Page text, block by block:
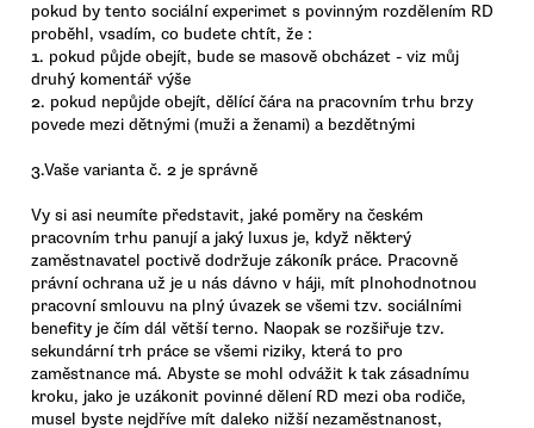
pokud by tento sociální experimet s povinným rozdělením RD
proběhl, vsadím, co budete chtít, že :
1. pokud půjde obejít, bude se masově obcházet - viz můj
druhý komentář výše
2. pokud nepůjde obejít, dělící čára na pracovním trhu brzy
povede mezi dětnými (muži a ženami) a bezdětnými
3.Vaše varianta č. 2 je správně
Vy si asi neumíte představit, jaké poměry na českém
pracovním trhu panují a jaký luxus je, když některý
zaměstnavatel poctivě dodržuje zákoník práce. Pracovně
právní ochrana už je u nás dávno v háji, mít plnohodnotnou
pracovní smlouvu na plný úvazek se všemi tzv. sociálními
benefity je čím dál větší terno. Naopak se rozšiřuje tzv.
sekundární trh práce se všemi riziky, která to pro
zaměstnance má. Abyste se mohl odvážit k tak zásadnímu
kroku, jako je uzákonit povinné dělení RD mezi oba rodiče,
musel byste nejdříve mít daleko nižší nezaměstnanost,